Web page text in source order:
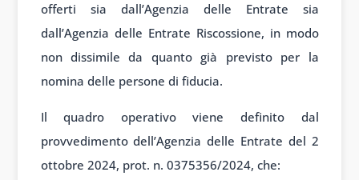
offerti sia dall’Agenzia delle Entrate sia
dall’Agenzia delle Entrate Riscossione, in modo
non dissimile da quanto già previsto per la
nomina delle persone di fiducia.
Il quadro operativo viene definito dal
provvedimento dell’Agenzia delle Entrate del 2
ottobre 2024, prot. n. 0375356/2024, che: